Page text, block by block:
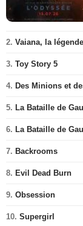
2. Vaiana, la
3. Toy Story 5
4. Des Minions et
5. La Bataille de
6. La Bataille de
7. Backrooms
8. Evil Dead Burn
9. Obsession
10. Supergirl